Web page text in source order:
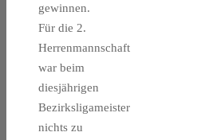
gewinnen.
Für die 2.
Herrenmannschaft
war beim
diesjährigen
Bezirksligameister
nichts zu